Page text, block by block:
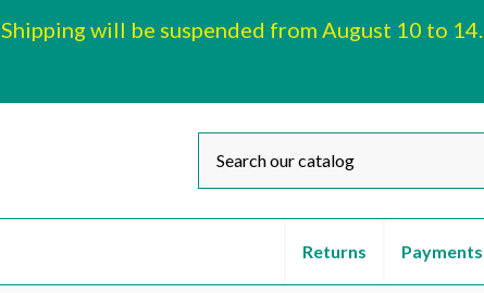
Shipping will be suspended from August 10 to 14.
Payments
Returns